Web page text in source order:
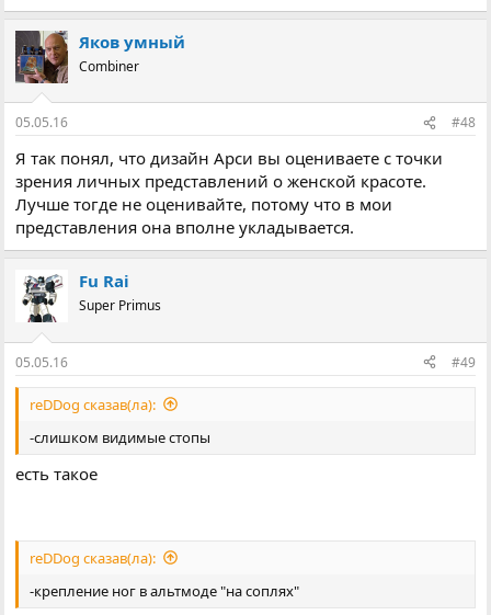
Яков умный
Combiner
05.05.16 #48
Я так понял, что дизайн Арси вы оцениваете с точки
зрения личных представлений о женской красоте.
Лучше тогде не оценивайте, потому что в мои
представления она вполне укладывается.
Fu Rai
Super Primus
05.05.16 #49
reDDog сказав(ла):
-слишком видимые стопы
есть такое
reDDog сказав(ла):
-крепление ног в альтмоде "на соплях"